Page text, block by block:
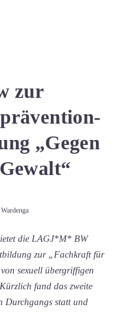
zur
„Gegen
die LAGJ*M* BW
zur „Fachkraft für
sexuell übergriffigen
fand das zweite
Durchgangs statt und